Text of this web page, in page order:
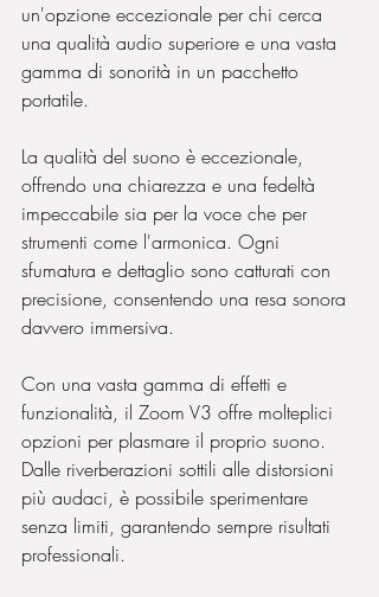
un'opzione eccezionale per chi cerca
una qualità audio superiore e una vasta
gamma di sonorità in un pacchetto
portatile.
La qualità del suono è eccezionale,
offrendo una chiarezza e una fedeltà
impeccabile sia per la voce che per
strumenti come l'armonica. Ogni
sfumatura e dettaglio sono catturati con
precisione, consentendo una resa sonora
davvero immersiva.
Con una vasta gamma di effetti e
funzionalità, il Zoom V3 offre molteplici
opzioni per plasmare il proprio suono.
Dalle riverberazioni sottili alle distorsioni
più audaci, è possibile sperimentare
senza limiti, garantendo sempre risultati
professionali.